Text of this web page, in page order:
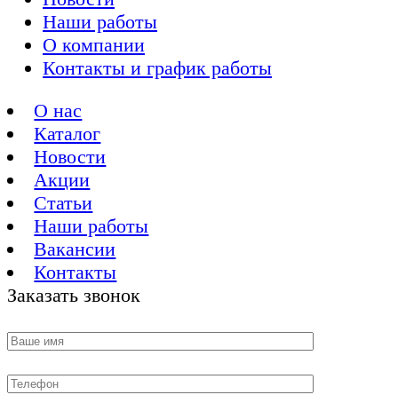
Наши работы
О компании
Контакты и график работы
О нас
Каталог
Новости
Акции
Статьи
Наши работы
Вакансии
Контакты
Заказать звонок